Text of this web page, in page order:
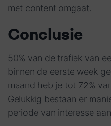
met content omgaat.
Conclusie
50% van de trafiek van
binnen de eerste week
maand heb je tot 72%
Gelukkig bestaan er
periode van interesse